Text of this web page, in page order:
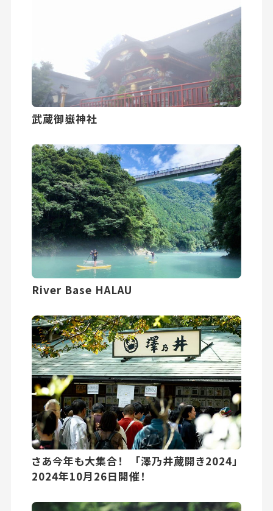
武蔵御嶽神社
River Base HALAU
さあ今年も大集合！ 「澤乃井蔵開き2024」
2024年10月26日開催！